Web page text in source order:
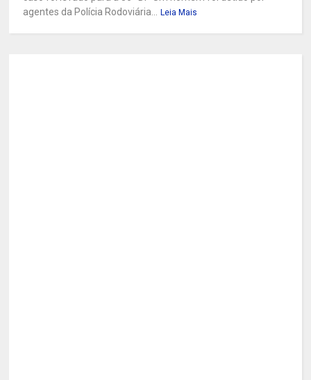
agentes da Polícia Rodoviária...
Leia Mais